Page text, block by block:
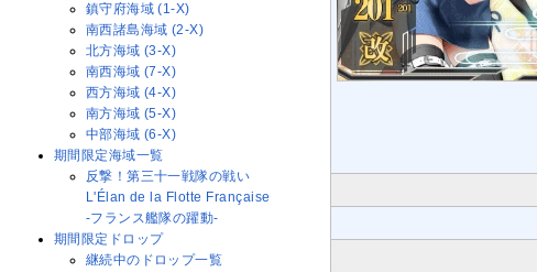
鎮守府海域 (1-X)
南西諸島海域 (2-X)
北方海域 (3-X)
南西海域 (7-X)
西方海域 (4-X)
南方海域 (5-X)
中部海域 (6-X)
期間限定海域一覧
反撃！第三十一戦隊の戦い
L'Élan de la Flotte Française
-フランス艦隊の躍動-
期間限定ドロップ
継続中のドロップ一覧